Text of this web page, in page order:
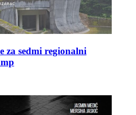
za sedmi regionalni